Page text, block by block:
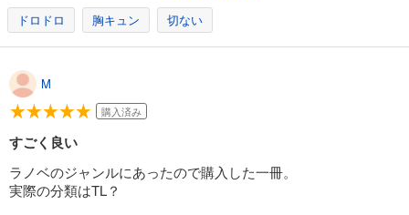
ドロドロ 胸キュン 切ない
M
購入済み
すごく良い
ラノベのジャンルにあったので購入した一冊。
実際の分類はTL？